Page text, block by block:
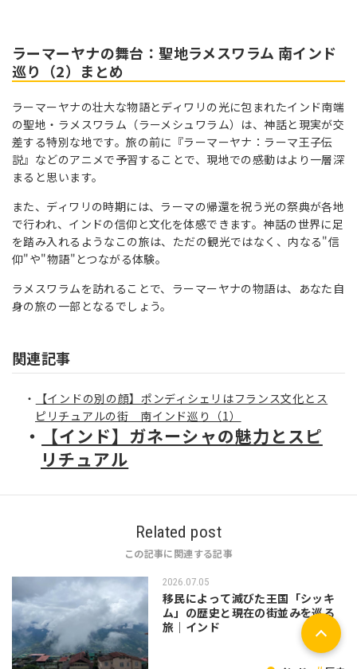
ラーマーヤナの舞台：聖地ラメスワラム 南インド
巡り（2）まとめ
ラーマーヤナの壮大な物語とディワリの光に包まれたインド南端
の聖地・ラメスワラム（ラーメシュワラム）は、神話と現実が交
差する特別な地です。旅の前に『ラーマーヤナ：ラーマ王子伝
説』などのアニメで予習することで、現地での感動はより一層深
まると思います。
また、ディワリの時期には、ラーマの帰還を祝う光の祭典が各地
で行われ、インドの信仰と文化を体感できます。神話の世界に足
を踏み入れるようなこの旅は、ただの観光ではなく、内なる"信
仰"や"物語"とつながる体験。
ラメスワラムを訪れることで、ラーマーヤナの物語は、あなた自
身の旅の一部となるでしょう。
関連記事
【インドの別の顔】ポンディシェリはフランス文化とス
ピリチュアルの街 南インド巡り（1）
【インド】ガネーシャの魅力とスピ
リチュアル
Related post
この記事に関連する記事
2026.07.05
移民によって滅びた王国「シッキ
ム」の歴史と現在の街並みを巡る
旅｜インド